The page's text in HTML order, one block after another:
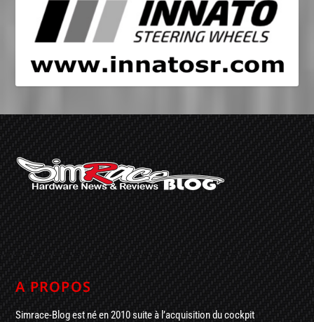
A PROPOS
Simrace-Blog est né en 2010 suite à l’acquisition du cockpit